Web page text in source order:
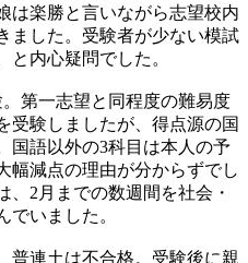
は楽勝と言いながら志望校内
ました。受験者が少ない模試
と内心疑問でした。
第一志望と同程度の難易度
受験しましたが、得点源の国
国語以外の3科目は本人の予
幅減点の理由が分からずでし
、2月までの数週間を社会・
でいました。
普連土は不合格。受験後に親